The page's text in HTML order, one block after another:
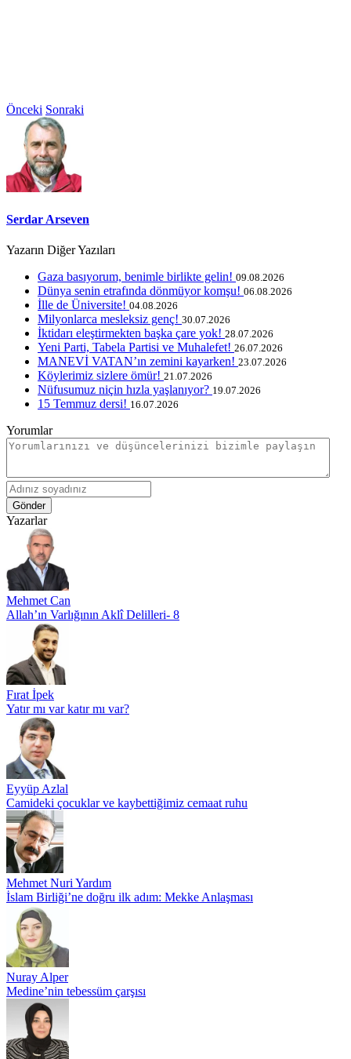
Önceki Sonraki
Serdar Arseven
Yazarın Diğer Yazıları
Gaza basıyorum, benimle birlikte gelin! 09.08.2026
Dünya senin etrafında dönmüyor komşu! 06.08.2026
İlle de Üniversite! 04.08.2026
Milyonlarca mesleksiz genç! 30.07.2026
İktidarı eleştirmekten başka çare yok! 28.07.2026
Yeni Parti, Tabela Partisi ve Muhalefet! 26.07.2026
MANEVİ VATAN’ın zemini kayarken! 23.07.2026
Köylerimiz sizlere ömür! 21.07.2026
Nüfusumuz niçin hızla yaşlanıyor? 19.07.2026
15 Temmuz dersi! 16.07.2026
Yorumlar
Gönder
Yazarlar
Mehmet Can
Allah’ın Varlığının Aklî Delilleri- 8
Fırat İpek
Yatır mı var katır mı var?
Eyyüp Azlal
Camideki çocuklar ve kaybettiğimiz cemaat ruhu
Mehmet Nuri Yardım
İslam Birliği’ne doğru ilk adım: Mekke Anlaşması
Nuray Alper
Medine’nin tebessüm çarşısı